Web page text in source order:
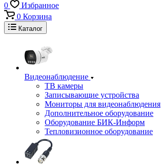
0
Избранное
0 Корзина
Каталог
Видеонаблюдение
ТВ камеры
Записывающие устройства
Мониторы для видеонаблюдения
Дополнительное оборудование
Оборудование БИК-Информ
Тепловизионное оборудование